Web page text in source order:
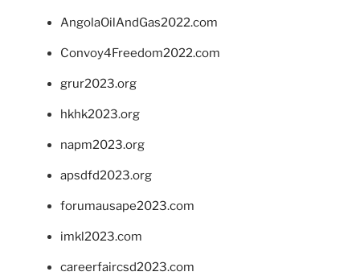
AngolaOilAndGas2022.com
Convoy4Freedom2022.com
grur2023.org
hkhk2023.org
napm2023.org
apsdfd2023.org
forumausape2023.com
imkl2023.com
careerfaircsd2023.com